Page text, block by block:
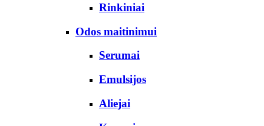
Rinkiniai
Odos maitinimui
Serumai
Emulsijos
Aliejai